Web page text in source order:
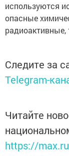
используются
опасные
Следите за
Telegram-
Читайте
https://